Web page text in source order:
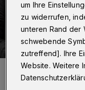
Karl-Werner Thiem und
Kleine Höhe“ mit Peter
um Ihre
zu widerrufen,
unteren Rand der
schwebende
zutreffend]. Ihre
Website. Weitere